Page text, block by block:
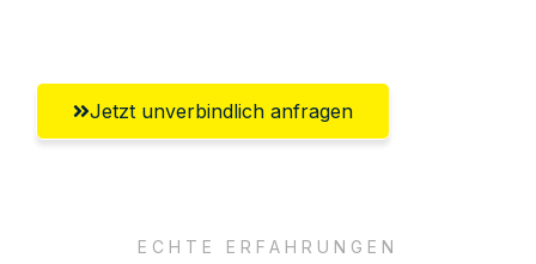
Jetzt unverbindlich anfragen
ECHTE ERFAHRUNGEN